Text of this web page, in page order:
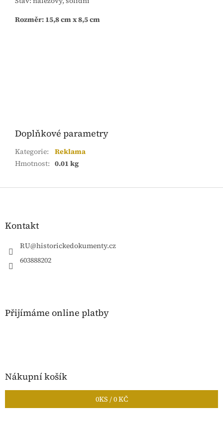
Rozměr: 15,8 cm x 8,5 cm
Doplňkové parametry
Kategorie:
Reklama
Hmotnost: 0.01 kg
Z
Kontakt
RU@historickedokumenty.cz
603888202
Přijímáme online platby
Nákupní košík
0KS /0 KČ